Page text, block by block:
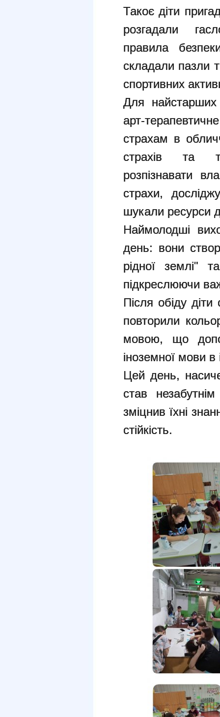
Такоє діти
розгадали
правила
складали пазли
спортивних
Для найстарших
арт-
страхам в
страхів та
розпізнавати
страхи,
шукали ресурси
Наймолодші
день: вони
рідної землі"
підкреслюючи
Після обіду
повторили
мовою, що
іноземної мови в
Цей день,
став
зміцнив їхні
стійкість.